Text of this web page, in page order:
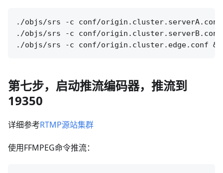
./objs/srs -c conf/origin.cluster.serverA.conf
./objs/srs -c conf/origin.cluster.serverB.conf
第七步，启动推流编码器，推流到
19350
详细参考RTMP源站集群
使用FFMPEG命令推流：